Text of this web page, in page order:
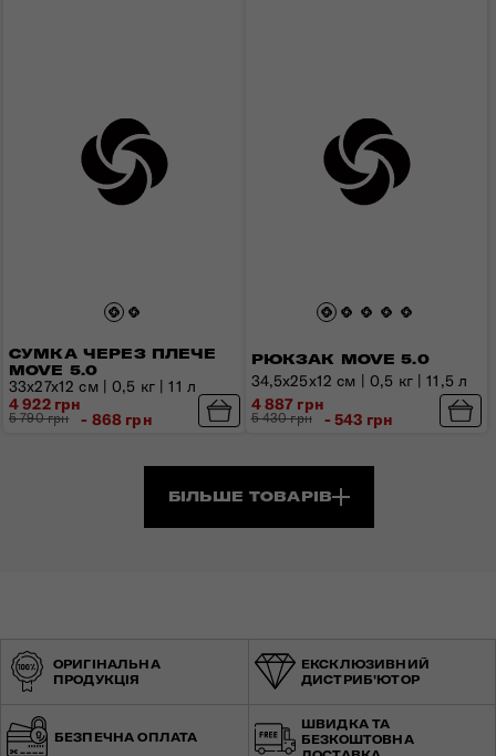
СУМКА ЧЕРЕЗ ПЛЕЧЕ
MOVE 5.0
33x27x12 см | 0,5 кг | 11 л
4 922 грн
5 790 грн - 868 грн
РЮКЗАК MOVE 5.0
34,5х25x12 см | 0,5 кг | 11,5 л
4 887 грн
5 430 грн - 543 грн
БІЛЬШЕ ТОВАРІВ
ОРИГІНАЛЬНА
ПРОДУКЦІЯ
ЕКСКЛЮЗИВНИЙ
ДИСТРИБ'ЮТОР
БЕЗПЕЧНА ОПЛАТА
ШВИДКА ТА
БЕЗКОШТОВНА